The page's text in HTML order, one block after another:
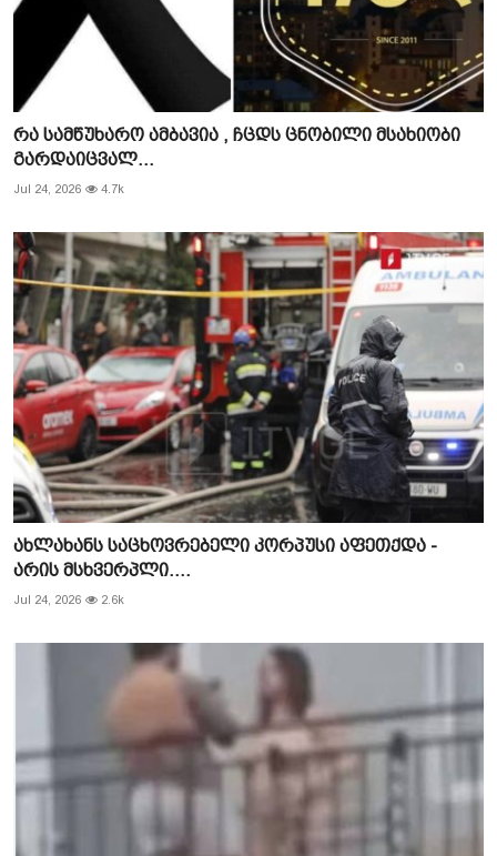
რა სამწუხარო ამბავია , ჩცდს ცნობილი მსახიობი
გარდაიცვალ...
Jul 24, 2026 4.7k
ახლახანს საცხოვრებელი კორპუსი აფეთქდა -
არის მსხვერპლი....
Jul 24, 2026 2.6k